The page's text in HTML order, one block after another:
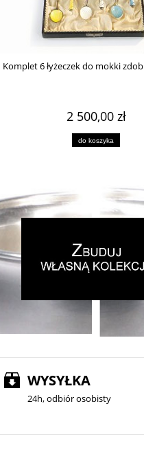
Komplet 6 łyżeczek do mokki
2 500,00 zł
do koszyka
WYSYŁKA
24h, odbiór osobisty